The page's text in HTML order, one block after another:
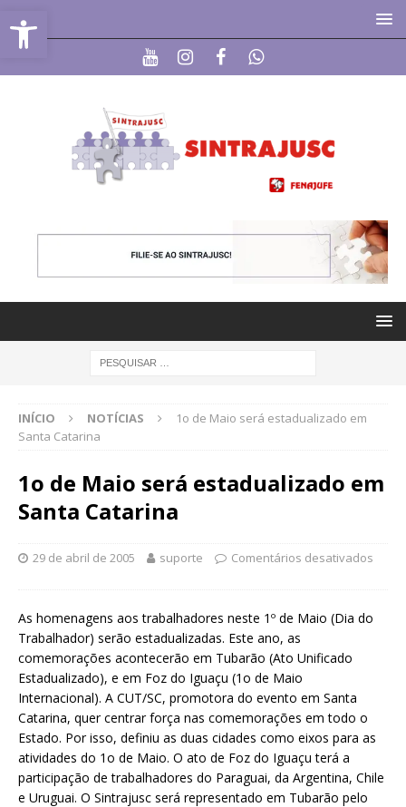
Abrir a barra de ferramentas
INÍCIO NOTÍCIAS
1o de Maio será estadualizado em
Santa Catarina
1o de Maio será estadualizado em
Santa Catarina
29 de abril de 2005 suporte Comentários desativados
As homenagens aos trabalhadores neste 1º de Maio (Dia do
Trabalhador) serão estadualizadas. Este ano, as
comemorações acontecerão em Tubarão (Ato Unificado
Estadualizado), e em Foz do Iguaçu (1o de Maio
Internacional). A CUT/SC, promotora do evento em Santa
Catarina, quer centrar força nas comemorações em todo o
Estado. Por isso, definiu as duas cidades como eixos para as
atividades do 1o de Maio. O ato de Foz do Iguaçu terá a
participação de trabalhadores do Paraguai, da Argentina, Chile
e Uruguai. O Sintrajusc será representado em Tubarão pelo